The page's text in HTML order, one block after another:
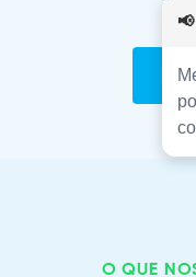
O QUE
📢